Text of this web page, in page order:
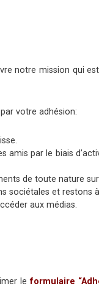
notre mission qui
votre adhésion:
par le biais
de toute nature
sociétales et restons
aux médias.
leformulaire